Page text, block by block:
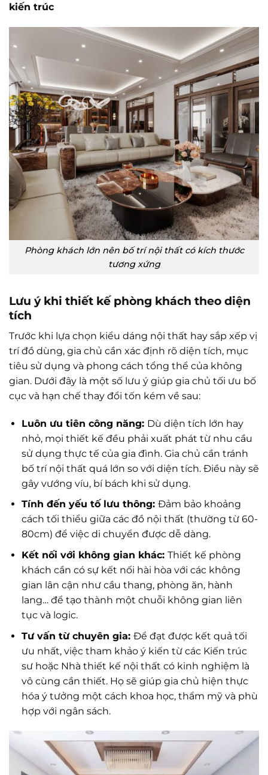
kiến trúc
Phòng khách lớn nên bố trí nội thất có kích thước
tương xứng
Lưu ý khi thiết kế phòng khách theo diện
tích
Trước khi lựa chọn kiểu dáng nội thất hay sắp xếp vị
trí đồ dùng, gia chủ cần xác định rõ diện tích, mục
tiêu sử dụng và phong cách tổng thể của không
gian. Dưới đây là một số lưu ý giúp gia chủ tối ưu bố
cục và hạn chế thay đổi tốn kém về sau:
Luôn ưu tiên công năng: Dù diện tích lớn hay
nhỏ, mọi thiết kế đều phải xuất phát từ nhu cầu
sử dụng thực tế của gia đình. Gia chủ cần tránh
bố trí nội thất quá lớn so với diện tích. Điều này sẽ
gây vướng víu, bí bách khi sử dụng.
Tính đến yếu tố lưu thông: Đảm bảo khoảng
cách tối thiểu giữa các đồ nội thất (thường từ 60-
80cm) để việc di chuyển được dễ dàng.
Kết nối với không gian khác: Thiết kế phòng
khách cần có sự kết nối hài hòa với các không
gian lân cận như cầu thang, phòng ăn, hành
lang… để tạo thành một chuỗi không gian liên
tục và logic.
Tư vấn từ chuyên gia: Để đạt được kết quả tối
ưu nhất, việc tham khảo ý kiến từ các Kiến trúc
sư hoặc Nhà thiết kế nội thất có kinh nghiệm là
vô cùng cần thiết. Họ sẽ giúp gia chủ hiện thực
hóa ý tưởng một cách khoa học, thẩm mỹ và phù
hợp với ngân sách.